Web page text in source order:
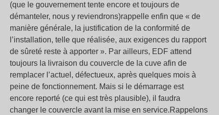
(que le gouvernement tente encore et toujours de
démanteler, nous y reviendrons)rappelle enfin que « de
manière générale, la justification de la conformité de
l’installation, telle que réalisée, aux exigences du rapport
de sûreté reste à apporter ». Par ailleurs, EDF attend
toujours la livraison du couvercle de la cuve afin de
remplacer l’actuel, défectueux, après quelques mois à
peine de fonctionnement. Mais si le démarrage est
encore reporté (ce qui est très plausible), il faudra
changer le couvercle avant la mise en service.Rappelons